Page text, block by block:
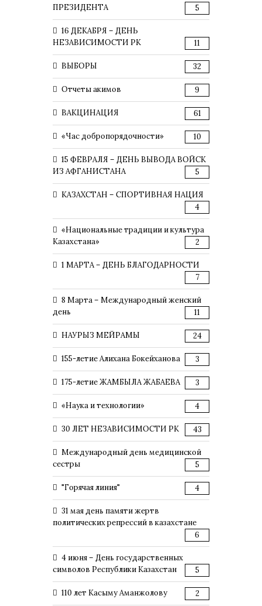
ПРЕЗИДЕНТА
5
16 ДЕКАБРЯ – ДЕНЬ
НЕЗАВИСИМОСТИ РК
11
ВЫБОРЫ 32
Отчеты акимов 9
ВАКЦИНАЦИЯ 61
«Час добропорядочности» 10
15 ФЕВРАЛЯ – ДЕНЬ ВЫВОДА ВОЙСК
ИЗ АФГАНИСТАНА
5
КАЗАХСТАН – СПОРТИВНАЯ НАЦИЯ
4
«Национальные традиции и культура
Казахстана»
2
1 МАРТА – ДЕНЬ БЛАГОДАРНОСТИ
7
8 Марта – Международный женский
день
11
НАУРЫЗ МЕЙРАМЫ 24
155-летие Алихана Бокейханова 3
175-летие ЖАМБЫЛА ЖАБАЕВА 3
«Наука и технологии» 4
30 ЛЕТ НЕЗАВИСИМОСТИ РК 43
Международный день медицинской
сестры
5
"Горячая линия" 4
31 мая день памяти жертв
политических репрессий в казахстане
6
4 июня – День государственных
символов Республики Казахстан
5
110 лет Касыму Аманжолову 2